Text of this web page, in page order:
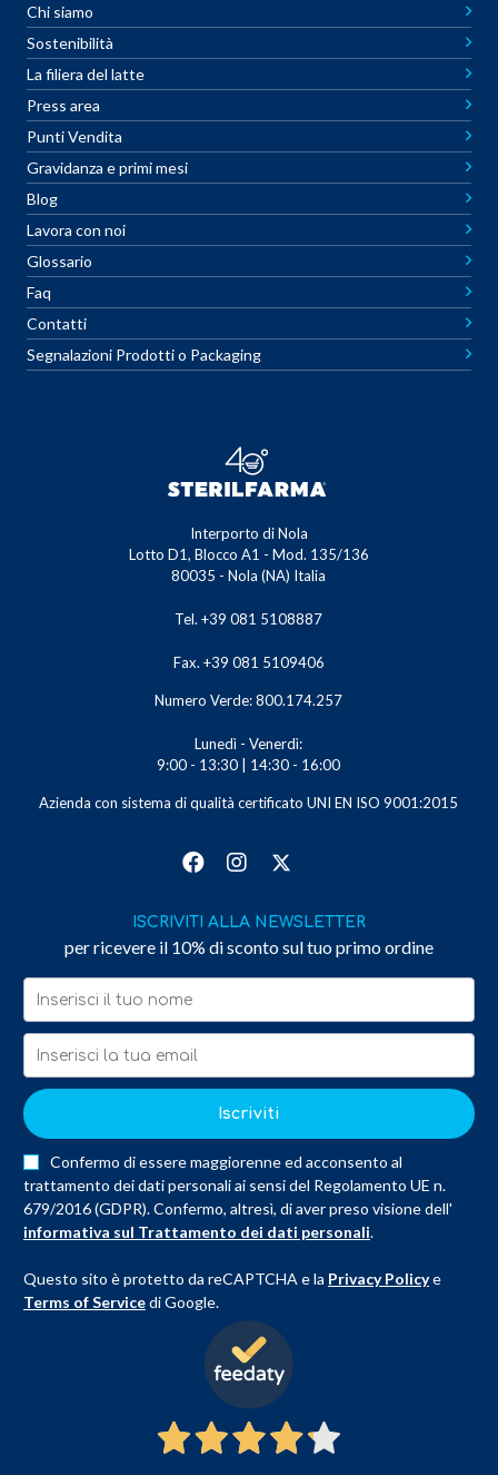
Chi siamo
Sostenibilità
La filiera del latte
Press area
Punti Vendita
Gravidanza e primi mesi
Blog
Lavora con noi
Glossario
Faq
Contatti
Segnalazioni Prodotti o Packaging
Interporto di Nola
Lotto D1, Blocco A1 - Mod. 135/136
80035 - Nola (NA) Italia
Tel. +39 081 5108887
Fax. +39 081 5109406
Numero Verde: 800.174.257
Lunedì - Venerdì:
9:00 - 13:30 | 14:30 - 16:00
Azienda con sistema di qualità certificato UNI EN ISO 9001:2015
ISCRIVITI ALLA NEWSLETTER
per ricevere il 10% di sconto sul tuo primo ordine
Iscriviti
Confermo di essere maggiorenne ed acconsento al
trattamento dei dati personali ai sensi del Regolamento UE n.
679/2016 (GDPR). Confermo, altresì, di aver preso visione dell'
informativa sul Trattamento dei dati personali.
Questo sito è protetto da reCAPTCHA e la Privacy Policye
Terms of Servicedi Google.